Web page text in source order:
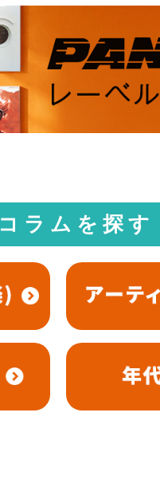
コラムを探す